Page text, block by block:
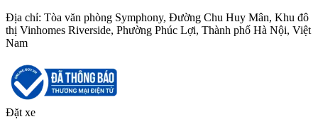
Địa chỉ: Tòa văn phòng Symphony, Đường Chu Huy Mân, Khu đô
thị Vinhomes Riverside, Phường Phúc Lợi, Thành phố Hà Nội, Việt
Nam
Đặt xe